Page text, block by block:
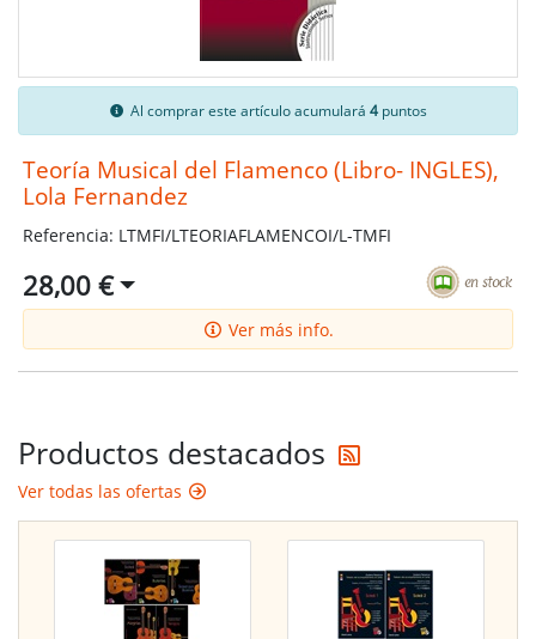
Al comprar este artículo acumulará 4puntos
Teoría Musical del Flamenco (Libro- INGLES),
Lola Fernandez
Referencia: LTMFI/LTEORIAFLAMENCOI/L-TMFI
28,00 €
Ver más info.
Productos destacados
Ver todas las ofertas